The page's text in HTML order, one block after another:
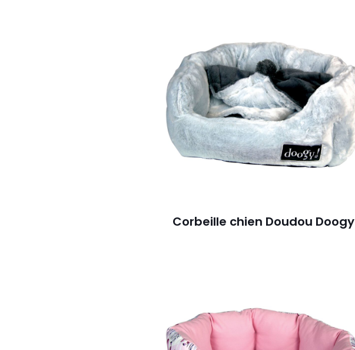
Corbeille chien Doudou Doogy